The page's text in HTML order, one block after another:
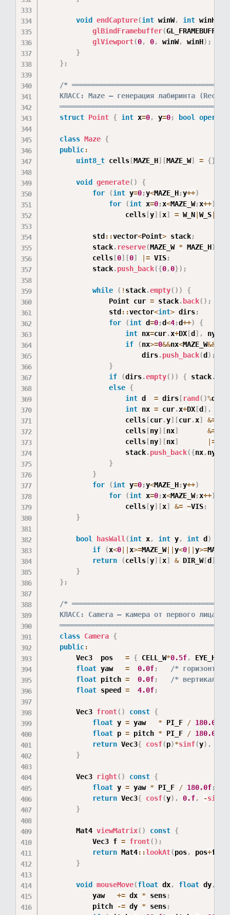
void endCapture(int winW, int winH
glBindFramebuffer(GL_FRAMEBUFFER
glViewport(0, 0, winW, winH) ;
}
} ;
/*
КЛАСС: Maze — генерация лабиринта
struct Point { int x=0, y=0; bool
class Maze {
public:
uint8_t cells [MAZE_H] [MAZE_W] = {}
void generate( )
{
for
(int y=0;y<MAZE_H;y++)
for
(int x=0;x<MAZE_W;x++)
                    cells
[y] [x] = W_N |W_S
            std
::vector<Point> stack;
            stack
. reserve(MAZE_W * MAZE_H)
            cells
[0] [0] |= VIS;
            stack
.push_back({0,0}) ;
while ( !stack.empty( ) )
{
                Point cur
= stack. back( ) ;
                std
::vector<int> dirs;
for
(int d=0;d<4;d++)
{
int nx=cur.x+DX [d ] , ny
if
(nx>=0&&nx<MAZE_W&&
                        dirs
.push_back(d ) ;
}
if
(dirs.empty( ) ) { stack.
else {
int d = dirs [rand ( )%dirs
int nx = cur.x+DX [d ] ,
                    cells
[cur.y] [cur.x] &=
                    cells
[ny] [nx] &=
                    cells
[ny] [nx] |=
                    stack
.push_back({nx,ny
}
}
for
(int y=0;y<MAZE_H;y++)
for
(int x=0;x<MAZE_W;x++)
                    cells
[y] [x] &= ~VIS;
}
bool hasWall (int x, int y, int d )
if
(x<0 ||x>=MAZE_W||y<0 ||y>=
return
(cells [y] [x] & DIR_W[d ]
}
} ;
/*
    КЛАСС: Camera — камера от первого лица
class Camera {
public:
        Vec3  pos
= { CELL_W*0.5f, EYE_H
float yaw = 0.0f;
/*
float pitch = 0.0f;
/*
float speed = 4.0f;
        Vec3
front( ) const {
float y = yaw * PI_F / 180.0f
float p = pitch * PI_F / 180.0f
return Vec3{ cosf(p)*sinf(y) ,
}
        Vec3
right( ) const {
float y = yaw * PI_F / 180.0f;
return Vec3{ cosf(y) , 0.f, -sinf
}
        Mat4
viewMatrix( ) const {
            Vec3 f
= front( ) ;
return Mat4::lookAt(pos, pos+f
}
void mouseMove(float dx, float dy,
            yaw
+= dx * sens;
            pitch
-= dy * sens;